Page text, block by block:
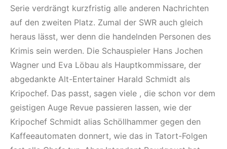
Serie verdrängt kurzfristig alle anderen Nachrichten
auf den zweiten Platz. Zumal der SWR auch gleich
heraus lässt, wer denn die handelnden Personen des
Krimis sein werden. Die Schauspieler Hans Jochen
Wagner und Eva Löbau als Hauptkommissare, der
abgedankte Alt-Entertainer Harald Schmidt als
Kripochef. Das passt, sagen viele , die schon vor dem
geistigen Auge Revue passieren lassen, wie der
Kripochef Schmidt alias Schöllhammer gegen den
Kaffeeautomaten donnert, wie das in Tatort-Folgen